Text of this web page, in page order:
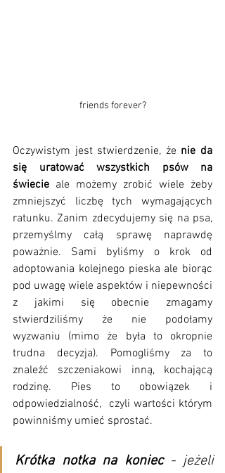
friends forever?
Oczywistym jest stwierdzenie, że nie da
się uratować wszystkich psów na
świecie ale możemy zrobić wiele żeby
zmniejszyć liczbę tych wymagających
ratunku. Zanim zdecydujemy się na psa,
przemyślmy całą sprawę naprawdę
poważnie. Sami byliśmy o krok od
adoptowania kolejnego pieska ale biorąc
pod uwagę wiele aspektów i niepewności
z jakimi się obecnie zmagamy
stwierdziliśmy że nie podołamy
wyzwaniu (mimo że była to okropnie
trudna decyzja). Pomogliśmy za to
znaleźć szczeniakowi inną, kochającą
rodzinę. Pies to obowiązek i
odpowiedzialność,  czyli wartości którym
powinniśmy umieć sprostać.
Krótka notka na koniec - jeżeli